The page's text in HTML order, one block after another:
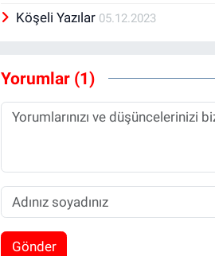
Köşeli Yazılar 05.12.2023
Yorumlar (1)
Gönder